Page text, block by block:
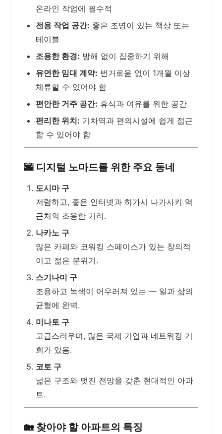
온라인 작업에 필수적
전용 작업 공간: 좋은 조명이 있는 책상 또는
테이블
조용한 환경: 방해 없이 집중하기 위해
유연한 임대 계약: 번거로움 없이 1개월 이상
체류할 수 있어야 함
편안한 거주 공간: 휴식과 여유를 위한 공간
편리한 위치: 기차역과 편의시설에 쉽게 접근
할 수 있어야 함
🌆 디지털 노마드를 위한 주요 동네
도시마 구
저렴하고, 좋은 인터넷과 히가시 나가사키 역
근처의 조용한 거리.
나카노 구
많은 카페와 코워킹 스페이스가 있는 창의적
이고 젊은 분위기.
스기나미 구
조용하고 녹색이 어우러져 있는 — 일과 삶의
균형에 완벽.
미나토 구
고급스러우며, 많은 국제 기업과 네트워킹 기
회가 있음.
코토 구
넓은 구조와 멋진 전망을 갖춘 현대적인 아파
트.
🏡 찾아야 할 아파트의 특징